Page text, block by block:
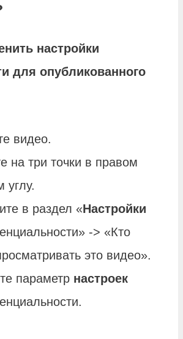
настройки
для опубликованного
видео.
на три точки в правом
углу.
в раздел «Настройки
-> «Кто
это видео».
параметр настроек